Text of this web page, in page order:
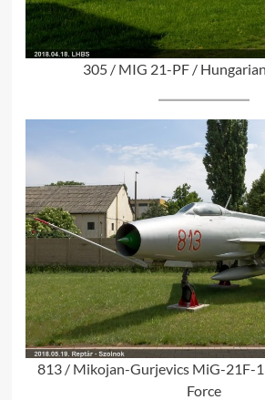
305 / MIG 21-PF /
813 / Mikojan-Gurjevics MiG-21F-
Force